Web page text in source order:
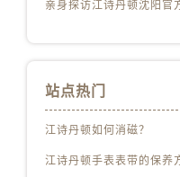
站点热门
江诗丹顿如何消磁？
江诗丹顿手表表带的保养